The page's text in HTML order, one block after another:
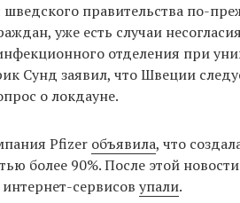
шведского правительства по-
уже есть случаи
отделения при
Сунд заявил, что Швеции
о локдауне.
Pfizer объявила, что
более 90%. После этой
сервисов упали.